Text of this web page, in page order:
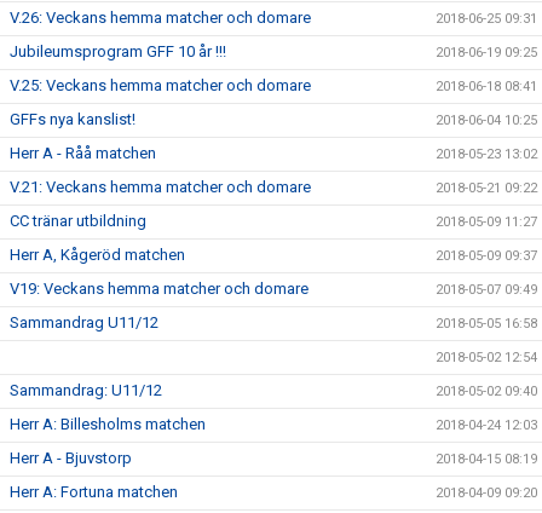
V.26: Veckans hemma matcher och domare 2018-06-25 09:31
Jubileumsprogram GFF 10 år !!! 2018-06-19 09:25
V.25: Veckans hemma matcher och domare 2018-06-18 08:41
GFFs nya kanslist! 2018-06-04 10:25
Herr A - Råå matchen 2018-05-23 13:02
V.21: Veckans hemma matcher och domare 2018-05-21 09:22
CC tränar utbildning 2018-05-09 11:27
Herr A, Kågeröd matchen 2018-05-09 09:37
V19: Veckans hemma matcher och domare 2018-05-07 09:49
Sammandrag U11/12 2018-05-05 16:58
2018-05-02 12:54
Sammandrag: U11/12 2018-05-02 09:40
Herr A: Billesholms matchen 2018-04-24 12:03
Herr A - Bjuvstorp 2018-04-15 08:19
Herr A: Fortuna matchen 2018-04-09 09:20